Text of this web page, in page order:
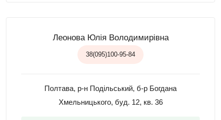
Леонова Юлія Володимирівна
38(095)100-95-84
Полтава, р-н Подільський, б-р Богдана
Хмельницького, буд. 12, кв. 36